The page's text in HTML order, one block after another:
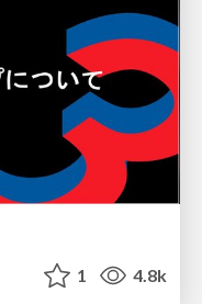
1 4.8k